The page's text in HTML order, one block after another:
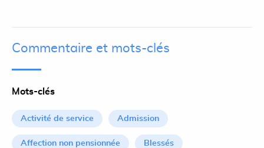
Commentaire et mots-clés
Mots-clés
Activité de service Admission
Affection non pensionnée Blessés